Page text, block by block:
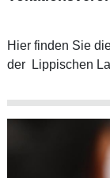
Hier finden Sie
der Lippischen